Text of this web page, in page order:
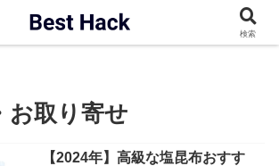
高級食材・お取り寄せ
お取り寄せ
【2024年】高級な塩昆布おすす
検索